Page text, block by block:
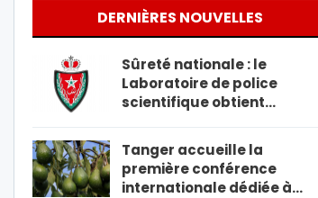
DERNIÈRES NOUVELLES
Sûreté nationale : le
Laboratoire de police
scientifique obtient…
Tanger accueille la
première conférence
internationale dédiée à…